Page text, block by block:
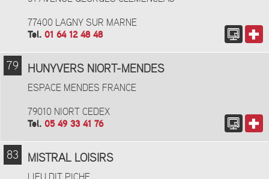
77400 LAGNY SUR MARNE
Tel. 01 64 12 48 48
79 HUNYVERS NIORT-MENDES
ESPACE MENDES FRANCE
79010 NIORT CEDEX
Tel. 05 49 33 41 76
83 MISTRAL LOISIRS